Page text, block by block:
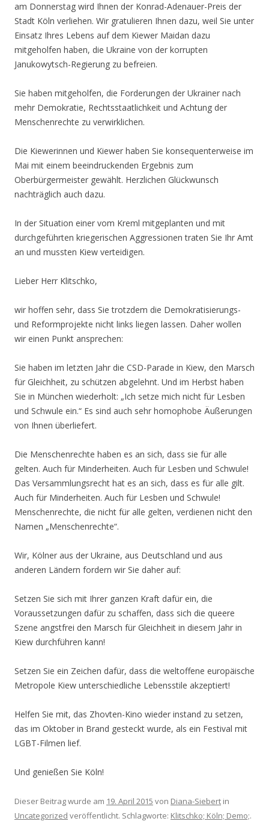
am Donnerstag wird Ihnen der Konrad-Adenauer-Preis der
Stadt Köln verliehen. Wir gratulieren Ihnen dazu, weil Sie unter
Einsatz Ihres Lebens auf dem Kiewer Maidan dazu
mitgeholfen haben, die Ukraine von der korrupten
Janukowytsch-Regierung zu befreien.
Sie haben mitgeholfen, die Forderungen der Ukrainer nach
mehr Demokratie, Rechtsstaatlichkeit und Achtung der
Menschenrechte zu verwirklichen.
Die Kiewerinnen und Kiewer haben Sie konsequenterweise im
Mai mit einem beeindruckenden Ergebnis zum
Oberbürgermeister gewählt. Herzlichen Glückwunsch
nachträglich auch dazu.
In der Situation einer vom Kreml mitgeplanten und mit
durchgeführten kriegerischen Aggressionen traten Sie Ihr Amt
an und mussten Kiew verteidigen.
Lieber Herr Klitschko,
wir hoffen sehr, dass Sie trotzdem die Demokratisierungs-
und Reformprojekte nicht links liegen lassen. Daher wollen
wir einen Punkt ansprechen:
Sie haben im letzten Jahr die CSD-Parade in Kiew, den Marsch
für Gleichheit, zu schützen abgelehnt. Und im Herbst haben
Sie in München wiederholt: „Ich setze mich nicht für Lesben
und Schwule ein.“ Es sind auch sehr homophobe Äußerungen
von Ihnen überliefert.
Die Menschenrechte haben es an sich, dass sie für alle
gelten. Auch für Minderheiten. Auch für Lesben und Schwule!
Das Versammlungsrecht hat es an sich, dass es für alle gilt.
Auch für Minderheiten. Auch für Lesben und Schwule!
Menschenrechte, die nicht für alle gelten, verdienen nicht den
Namen „Menschenrechte“.
Wir, Kölner aus der Ukraine, aus Deutschland und aus
anderen Ländern fordern wir Sie daher auf:
Setzen Sie sich mit Ihrer ganzen Kraft dafür ein, die
Voraussetzungen dafür zu schaffen, dass sich die queere
Szene angstfrei den Marsch für Gleichheit in diesem Jahr in
Kiew durchführen kann!
Setzen Sie ein Zeichen dafür, dass die weltoffene europäische
Metropole Kiew unterschiedliche Lebensstile akzeptiert!
Helfen Sie mit, das Zhovten-Kino wieder instand zu setzen,
das im Oktober in Brand gesteckt wurde, als ein Festival mit
LGBT-Filmen lief.
Und genießen Sie Köln!
Dieser Beitrag wurde am 19. April 2015 von Diana-Siebert in
Uncategorized veröffentlicht. Schlagworte: Klitschko; Köln; Demo;.